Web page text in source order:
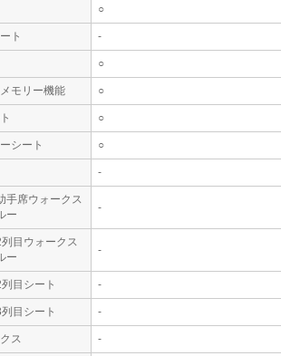
○
ト -
○
モリー機能 ○
○
シート ○
-
手席ウォークス
ー
-
目ウォークス
ー
-
目シート -
目シート -
ス -